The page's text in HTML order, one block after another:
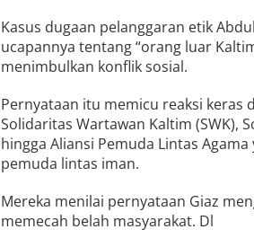
Kasus dugaan pelanggaran etik
ucapannya tentang “orang luar
menimbulkan konflik sosial.
Pernyataan itu memicu reaksi keras
Solidaritas Wartawan Kaltim (SWK),
hingga Aliansi Pemuda Lintas
pemuda lintas iman.
Mereka menilai pernyataan Giaz
memecah belah masyarakat. Dl